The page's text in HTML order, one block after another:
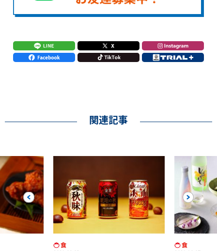
関連記事
Previous
食 食
Next